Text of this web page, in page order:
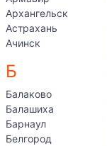
Архангельск
Астрахань
Ачинск
Б
Балаково
Балашиха
Барнаул
Белгород